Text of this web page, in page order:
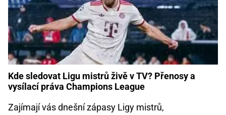
Kde sledovat Ligu mistrů živě v TV? Přenosy a
vysílací práva Champions League
Zajímají vás dnešní zápasy Ligy mistrů,